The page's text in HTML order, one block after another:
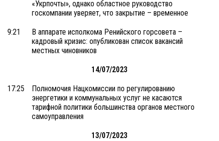
«Укрпочты», однако областное руководство
госкомпании уверяет, что закрытие – временное
9:21
В аппарате исполкома Ренийского горсовета –
кадровый кризис: опубликован список вакансий
местных чиновников
14/07/2023
17:25
Полномочия Нацкомиссии по регулированию
энергетики и коммунальных услуг не касаются
тарифной политики большинства органов местного
самоуправления
13/07/2023